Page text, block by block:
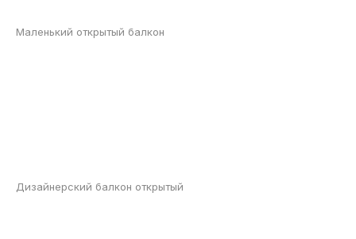
Маленький открытый балкон
Дизайнерский балкон открытый